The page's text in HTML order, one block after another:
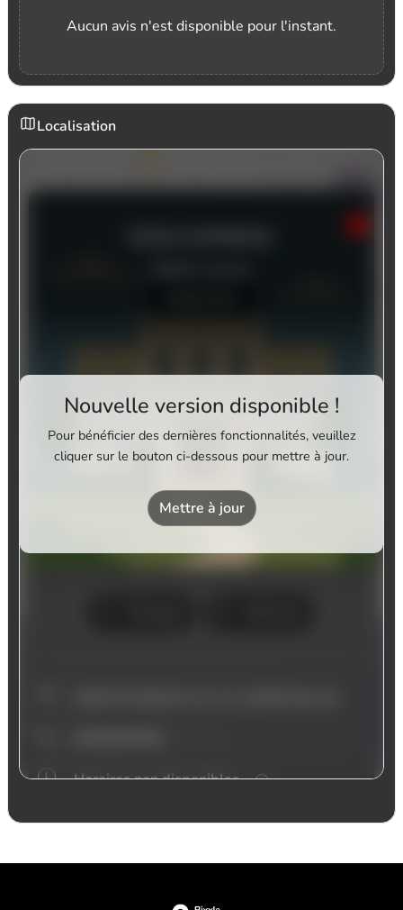
Aucun avis n'est disponible pour l'instant.
Localisation